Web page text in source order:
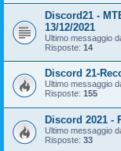
Discord21 -
13/12/2021
Ultimo messaggio
Risposte: 14
Discord 21-
Ultimo messaggio
Risposte: 155
Discord 2021 -
Ultimo messaggio
Risposte: 33